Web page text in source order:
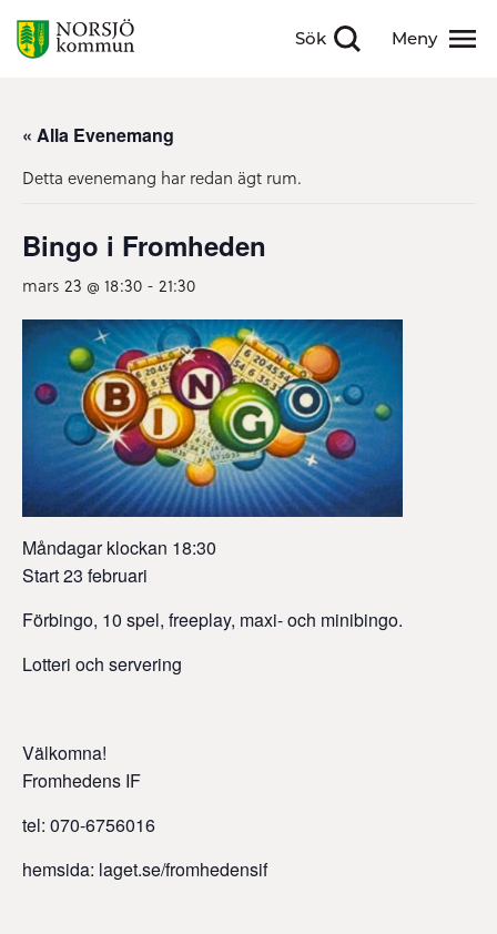
Sök
Visa sökfält Meny
Visa meny
« Alla Evenemang
Detta evenemang har redan ägt rum.
Bingo i Fromheden
mars 23 @ 18:30 - 21:30
Måndagar klockan 18:30
Start 23 februari
Förbingo, 10 spel, freeplay, maxi- och minibingo.
Lotteri och servering
Välkomna!
Fromhedens IF
tel: 070-6756016
hemsida: laget.se/fromhedensif